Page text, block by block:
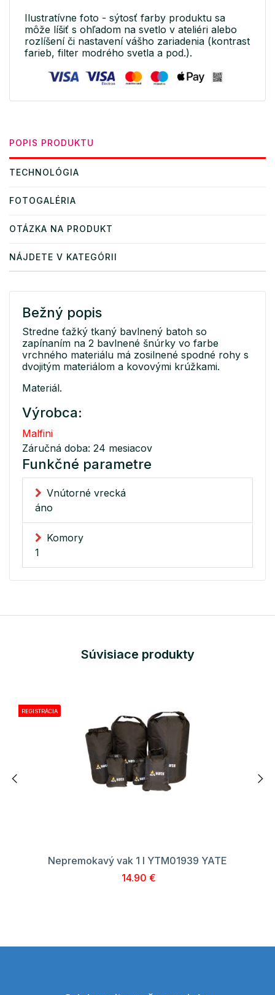
Ilustratívne foto - sýtosť farby produktu sa
môže líšiť s ohľadom na svetlo v ateliéri alebo
rozlíšení či nastavení vášho zariadenia (kontrast
farieb, filter modrého svetla a pod.).
POPIS PRODUKTU
TECHNOLÓGIA
FOTOGALÉRIA
OTÁZKA NA PRODUKT
NÁJDETE V KATEGÓRII
Bežný popis
Stredne ťažký tkaný bavlnený batoh so
zapínaním na 2 bavlnené šnúrky vo farbe
vrchného materiálu má zosilnené spodné rohy s
dvojitým materiálom a kovovými krúžkami.
Materiál.
Výrobca:
Malfini
Záručná doba: 24 mesiacov
Funkčné parametre
Vnútorné vrecká
áno
Komory
1
Súvisiace produkty
REGISTRÁCIA
Nepremokavý vak 1 l YTM01939 YATE
14.90 €